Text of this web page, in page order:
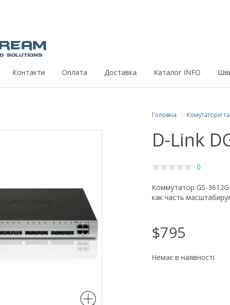
Контакти Оплата Доставка Каталог INFO
Головна Комутатори
D-Link
0
Коммутатор GS-
как часть
$795
Немає в наявності